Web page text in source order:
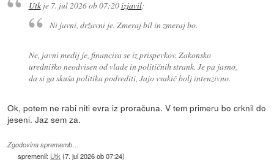
Utkje 7. jul 2026 ob 07:20izjavil:
Ni javni, državni je. Zmeraj bil in zmeraj bo.
Ne, javni medij je, financira se iz prispevkov. Zakonsko
uredniško neodvisen od vlade in političnih strank. Je pa jasno,
da si ga skuša politika podrediti, Jajo vsakič bolj intenzivno.
Ok, potem ne rabi niti evra iz proračuna. V tem primeru bo crknil do
jeseni. Jaz sem za.
Zgodovina sprememb…
spremenil: Utk(7. jul 2026 ob 07:24)